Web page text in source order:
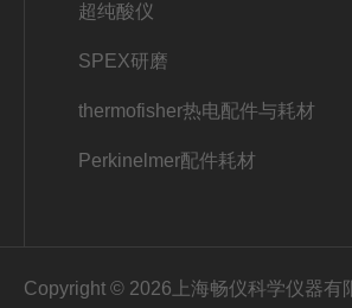
超纯酸仪
SPEX研磨
thermofisher热电配件与耗材
Perkinelmer配件耗材
Copyright © 2026上海畅仪科学仪器